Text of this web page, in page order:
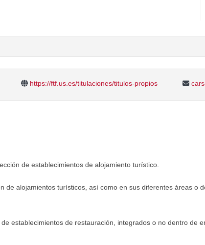
https://ftf.us.es/titulaciones/titulos-propios
de establecimientos de alojamiento turístico.
de alojamientos turísticos, así como en sus diferentes áreas o
establecimientos de restauración, integrados o no dentro de